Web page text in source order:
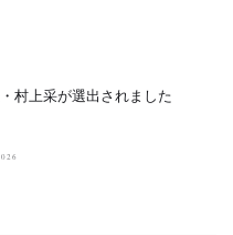
村上采が選出されました